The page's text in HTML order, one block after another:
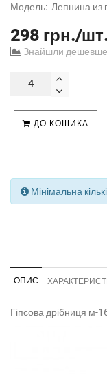
Модель: Лепнина из
298 грн./шт.
Знайшли дешевше
ДО КОШИКА
Мінімальна
ОПИС
Гіпсова дрібниця м-